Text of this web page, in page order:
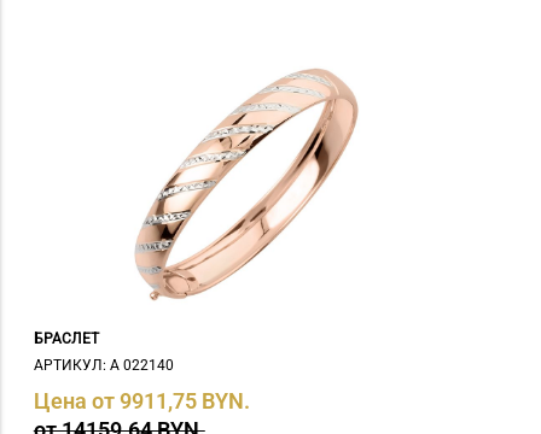
БРАСЛЕТ
АРТИКУЛ: А 022140
Цена от 9911,75 BYN.